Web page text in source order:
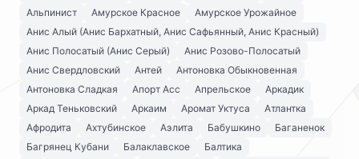
Альпинист
Амурское Красное
Амурское Урожайное
Анис Алый (Анис Бархатный, Анис Сафьянный, Анис Красный)
Анис Полосатый (Анис Серый)
Анис Розово-Полосатый
Анис Свердловский
Антей
Антоновка Обыкновенная
Антоновка Сладкая
Апорт Асс Апрельское
Аркадик
Аркад Теньковский
Аркаим Аромат Уктуса
Атлантка
Афродита
Ахтубинское Аэлита Бабушкино
Баганенок
Багрянец Кубани
Балаклавское
Балтика